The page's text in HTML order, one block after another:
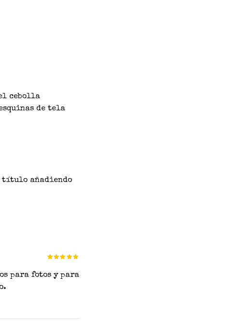
cebolla
de tela
título añadiendo
para fotos y para